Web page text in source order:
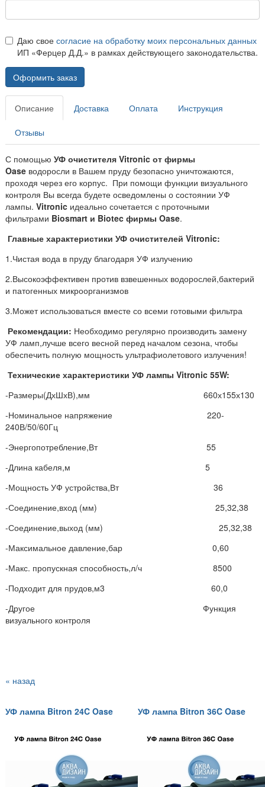
Даю свое согласие на обработку моих персональных данных
ИП «Ферцер Д.Д.» в рамках действующего законодательства.
Оформить заказ
Описание Доставка Оплата Инструкция
Отзывы
С помощью УФ очистителя Vitronic от фирмы
Oase водоросли в Вашем пруду безопасно уничтожаются,
проходя через его корпус. При помощи функции визуального
контроля Вы всегда будете осведомлены о состоянии УФ
лампы. Vitronic идеально сочетается с проточными
фильтрами Biosmart и Biotec фирмы Oase.
Главные характеристики УФ очистителей Vitronic:
1.Чистая вода в пруду благодаря УФ излучению
2.Высокоэффективен против взвешенных водорослей,бактерий
и патогенных микроорганизмов
3.Может использоваться вместе со всеми готовыми фильтра
Рекомендации: Необходимо регулярно производить замену
УФ ламп,лучше всего весной перед началом сезона, чтобы
обеспечить полную мощность ультрафиолетового излучения!
Технические характеристики УФ лампы Vitronic 55W:
-Размеры(ДхШхВ),мм 660х155х130
-Номинальное напряжение 220-
240В/50/60Гц
-Энергопотребление,Вт 55
-Длина кабеля,м 5
-Мощность УФ устройства,Вт 36
-Соединение,вход (мм) 25,32,38
-Соединение,выход (мм) 25,32,38
-Максимальное давление,бар 0,60
-Макс. пропускная способность,л/ч 8500
-Подходит для прудов,м3 60,0
-Другое Функция
визуального контроля
« назад
УФ лампа Bitron 24C Oase УФ лампа Bitron 36C Oase